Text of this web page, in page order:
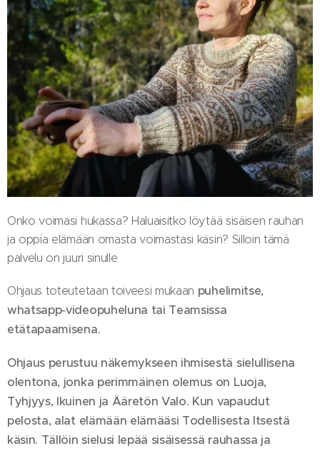
Onko voimasi hukassa? Haluaisitko löytää sisäisen rauhan
ja oppia elämään omasta voimastasi käsin? Silloin tämä
palvelu on juuri sinulle.
Ohjaus toteutetaan toiveesi mukaan puhelimitse,
whatsapp-videopuheluna tai Teamsissa
etätapaamisena.
Ohjaus perustuu näkemykseen ihmisestä sielullisena
olentona, jonka perimmäinen olemus on Luoja,
Tyhjyys, Ikuinen ja Ääretön Valo. Kun vapaudut
pelosta, alat elämään elämääsi Todellisesta Itsestä
käsin. Tällöin sielusi lepää sisäisessä rauhassa ja